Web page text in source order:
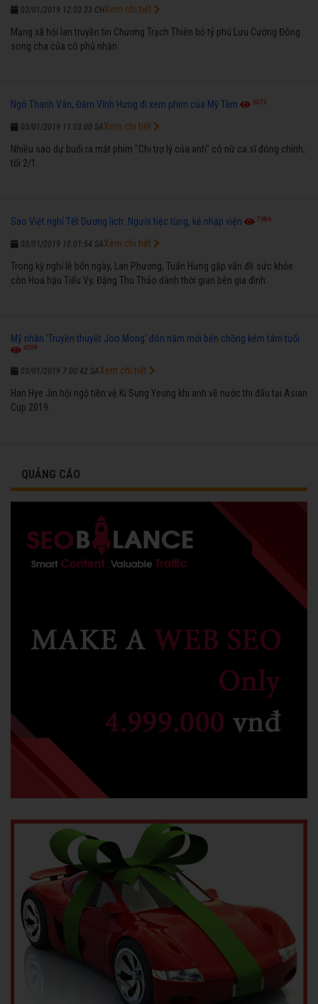
03/01/2019 12:03:33 CH
Mạng xã hội lan truyền tin Chương Trạch Thiên bỏ tỷ phú Lưu Cường Đông
song cha của cô phủ nhận.
Xem chi tiết
Ngô Thanh Vân, Đàm Vĩnh Hưng đi xem phim của Mỹ Tâm 6273
03/01/2019 11:03:00 SA
Nhiều sao dự buổi ra mắt phim "Chị trợ lý của anh" có nữ ca sĩ đóng chính,
tối 2/1.
Xem chi tiết
Sao Việt nghỉ Tết Dương lịch: Người tiệc tùng, kẻ nhập viện 7686
03/01/2019 10:01:54 SA
Trong kỳ nghỉ lễ bốn ngày, Lan Phương, Tuấn Hưng gặp vấn đề sức khỏe
còn Hoa hậu Tiểu Vy, Đặng Thu Thảo dành thời gian bên gia đình.
Xem chi tiết
Mỹ nhân 'Truyền thuyết Joo Mong' đón năm mới bên chồng kém tám tuổi
4509
03/01/2019 7:00:42 SA
Han Hye Jin hội ngộ tiền vệ Ki Sung Yeung khi anh về nước thi đấu tại Asian
Cup 2019.
Xem chi tiết
QUẢNG CÁO